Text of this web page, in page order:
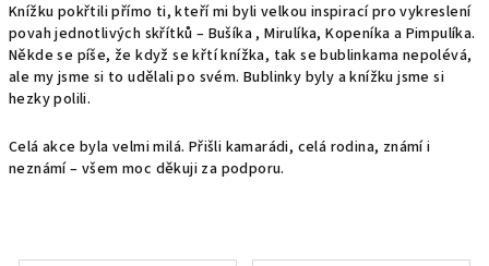
Knížku pokřtili přímo ti, kteří mi byli velkou inspirací pro vykreslení
povah jednotlivých skřítků – Bušíka , Mirulíka, Kopeníka a Pimpulíka.
Někde se píše, že když se křtí knížka, tak se bublinkama nepolévá,
ale my jsme si to udělali po svém. Bublinky byly a knížku jsme si
hezky polili.
Celá akce byla velmi milá. Přišli kamarádi, celá rodina, známí i
neznámí – všem moc děkuji za podporu.